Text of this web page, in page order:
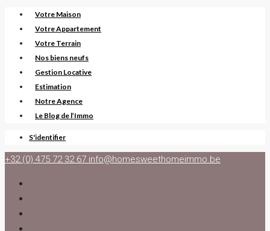
Votre Maison
Votre Appartement
Votre Terrain
Nos biens neufs
Gestion Locative
Estimation
Notre Agence
Le Blog de l’Immo
S'identifier
+32 (0) 475 72 32 67 info@homesweethomeimmo.be